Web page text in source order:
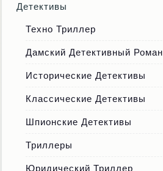
Детективы
Техно Триллер
Дамский Детективный Роман
Исторические Детективы
Классические Детективы
Шпионские Детективы
Триллеры
Юридический Триллер